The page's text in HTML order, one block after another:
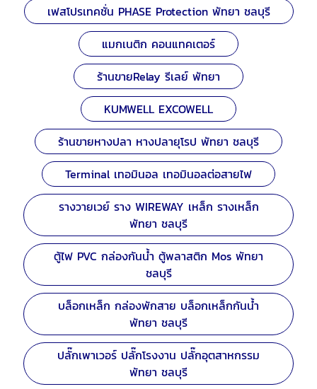
เฟสโปรเทคชั่น PHASE Protection พัทยา ชลบุรี
แมกเนติก คอนแทคเตอร์
ร้านขายRelay รีเลย์ พัทยา
KUMWELL EXCOWELL
ร้านขายหางปลา หางปลายุโรป พัทยา ชลบุรี
Terminal เทอมินอล เทอมินอลต่อสายไฟ
รางวายเวย์ ราง WIREWAY เหล็ก รางเหล็ก
พัทยา ชลบุรี
ตู้ไฟ PVC กล่องกันน้ำ ตู้พลาสติก Mos พัทยา
ชลบุรี
บล็อกเหล็ก กล่องพักสาย บล็อกเหล็กกันน้ำ
พัทยา ชลบุรี
ปลั๊กเพาเวอร์ ปลั๊กโรงงาน ปลั๊กอุตสาหกรรม
พัทยา ชลบุรี